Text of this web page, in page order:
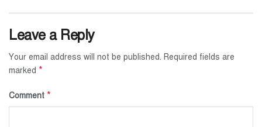
Leave a Reply
Your email address will not be published. Required fields are
marked *
Comment *